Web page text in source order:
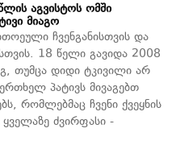
აგვისტოს ომში
მიაგო
ჩვენგანისთვის და
18 წელი გავიდა 2008
თუმცა დიდი ტკივილი არ
პატივს მივაგებთ
რომლებმაც ჩვენი ქვეყნის
ძვირფასი -